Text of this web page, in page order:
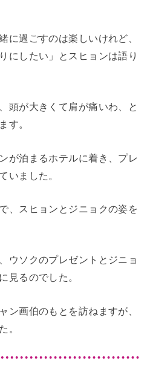
に過ごすのは楽しいけれど、
にしたい」とスヒョンは語り
頭が大きくて肩が痛いわ、と
す。
が泊まるホテルに着き、プレ
いました。
、スヒョンとジニョクの姿を
ウソクのプレゼントとジニョ
見るのでした。
ン画伯のもとを訪ねますが、
。